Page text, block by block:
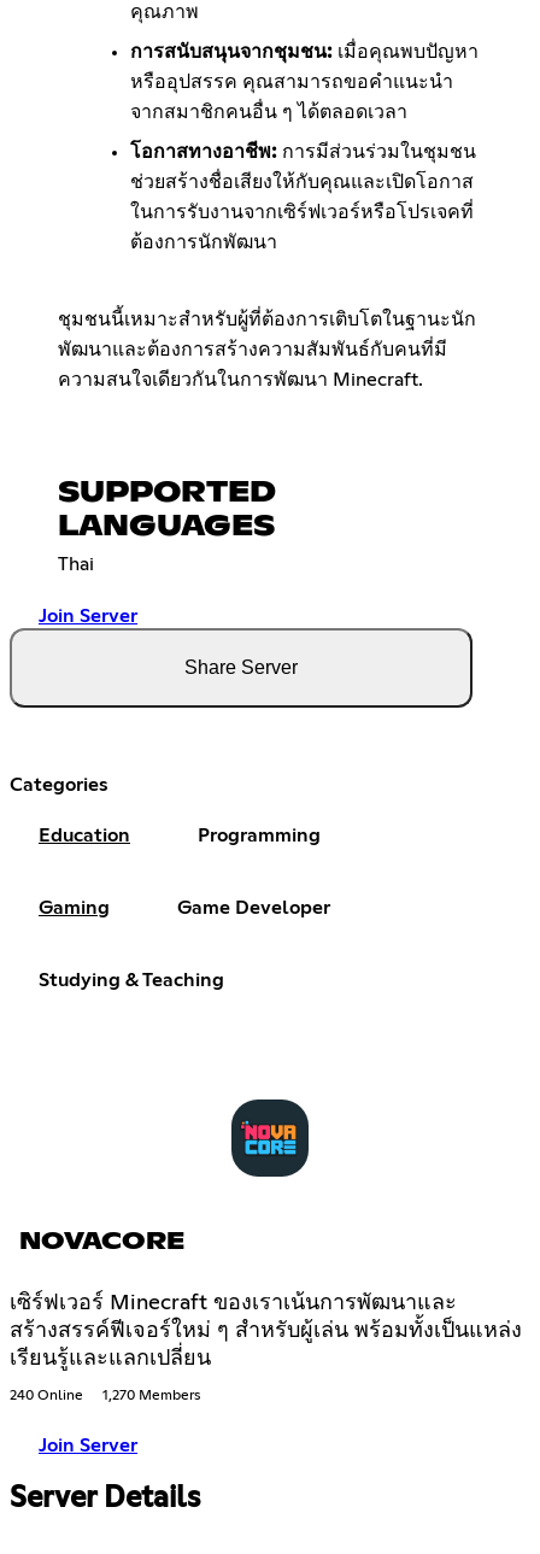
คุณภาพ
การสนับสนุนจากชุมชน: เมื่อคุณพบปัญหา
หรืออุปสรรค คุณสามารถขอคำแนะนำ
จากสมาชิกคนอื่น ๆ ได้ตลอดเวลา
โอกาสทางอาชีพ: การมีส่วนร่วมในชุมชน
ช่วยสร้างชื่อเสียงให้กับคุณและเปิดโอกาส
ในการรับงานจากเซิร์ฟเวอร์หรือโปรเจคที่
ต้องการนักพัฒนา
ชุมชนนี้เหมาะสำหรับผู้ที่ต้องการเติบโตในฐานะนัก
พัฒนาและต้องการสร้างความสัมพันธ์กับคนที่มี
ความสนใจเดียวกันในการพัฒนา Minecraft.
SUPPORTED
LANGUAGES
Thai
Join Server
Share Server
Categories
Education Programming
Gaming Game Developer
Studying & Teaching
NOVACORE
เซิร์ฟเวอร์ Minecraft ของเราเน้นการพัฒนาและ
สร้างสรรค์ฟีเจอร์ใหม่ ๆ สำหรับผู้เล่น พร้อมทั้งเป็นแหล่ง
เรียนรู้และแลกเปลี่ยน
240 Online 1,270 Members
Join Server
Server Details